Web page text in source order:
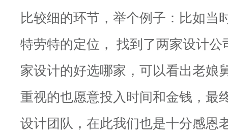
比较细的环节，举个例子：比如当
特劳特的定位， 找到了两家设计
家设计的好选哪家，可以看出老娘
重视的也愿意投入时间和金钱，最
设计团队，在此我们也是十分感恩